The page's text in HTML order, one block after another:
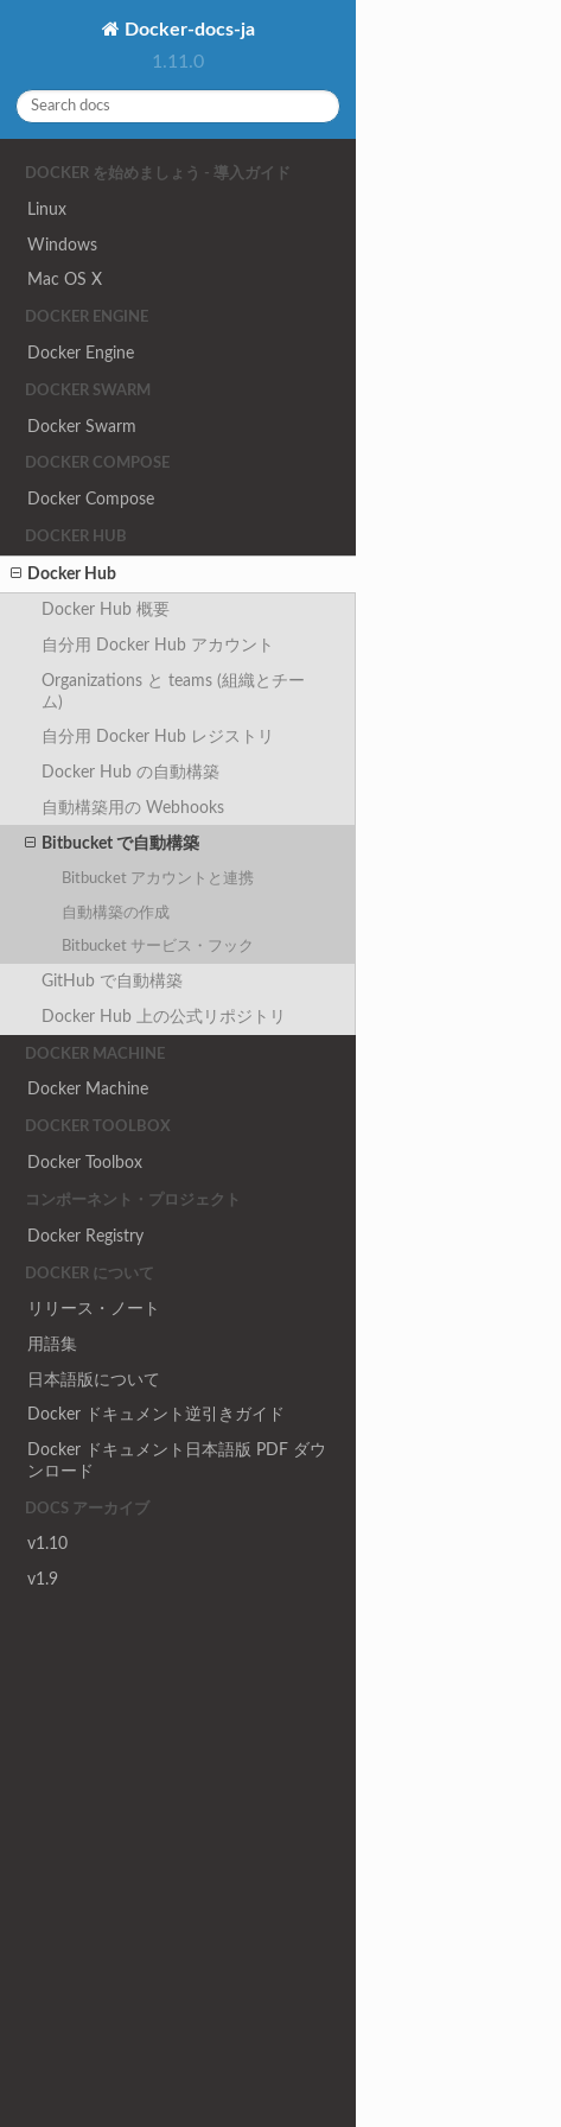
Docker-docs-ja
1.11.0
DOCKER を始めましょう - 導入ガイド
Linux
Windows
Mac OS X
DOCKER ENGINE
Docker Engine
DOCKER SWARM
Docker Swarm
DOCKER COMPOSE
Docker Compose
DOCKER HUB
Docker Hub
Docker Hub 概要
自分用 Docker Hub アカウント
Organizations と teams (組織とチー
ム)
自分用 Docker Hub レジストリ
Docker Hub の自動構築
自動構築用の Webhooks
Bitbucket で自動構築
Bitbucket アカウントと連携
自動構築の作成
Bitbucket サービス・フック
GitHub で自動構築
Docker Hub 上の公式リポジトリ
DOCKER MACHINE
Docker Machine
DOCKER TOOLBOX
Docker Toolbox
コンポーネント・プロジェクト
Docker Registry
DOCKER について
リリース・ノート
用語集
日本語版について
Docker ドキュメント逆引きガイド
Docker ドキュメント日本語版 PDF ダウ
ンロード
DOCS アーカイブ
v1.10
v1.9